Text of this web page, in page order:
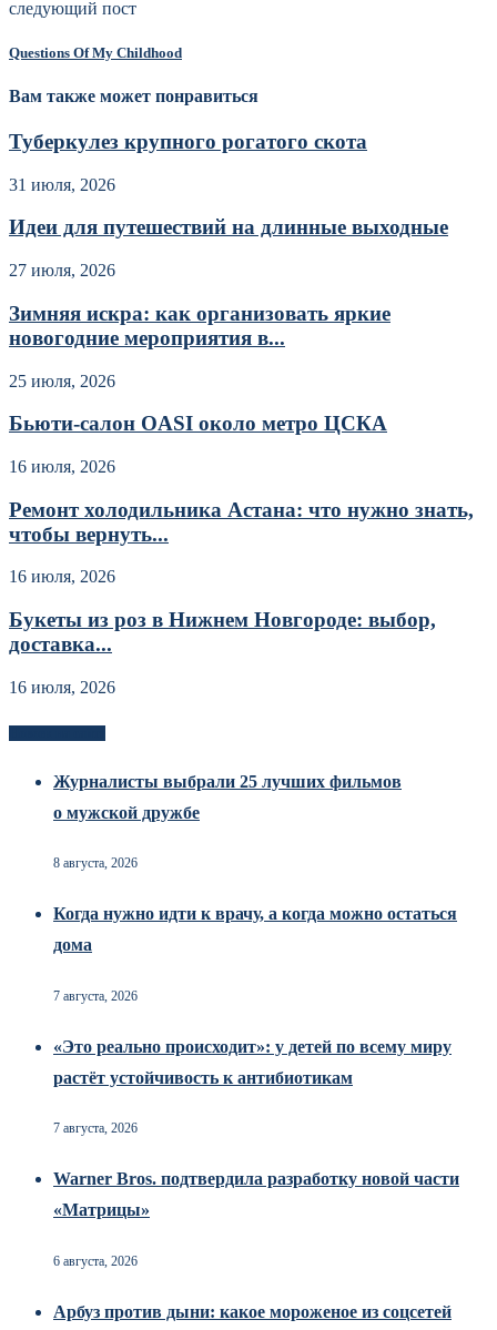
следующий пост
Questions Of My Childhood
Вам также может понравиться
Туберкулез крупного рогатого скота
31 июля, 2026
Идеи для путешествий на длинные выходные
27 июля, 2026
Зимняя искра: как организовать яркие
новогодние мероприятия в...
25 июля, 2026
Бьюти-салон OASI около метро ЦСКА
16 июля, 2026
Ремонт холодильника Астана: что нужно знать,
чтобы вернуть...
16 июля, 2026
Букеты из роз в Нижнем Новгороде: выбор,
доставка...
16 июля, 2026
Журналисты выбрали 25 лучших фильмов
о мужской дружбе
8 августа, 2026
Когда нужно идти к врачу, а когда можно остаться
дома
7 августа, 2026
«Это реально происходит»: у детей по всему миру
растёт устойчивость к антибиотикам
7 августа, 2026
Warner Bros. подтвердила разработку новой части
«Матрицы»
6 августа, 2026
Арбуз против дыни: какое мороженое из соцсетей